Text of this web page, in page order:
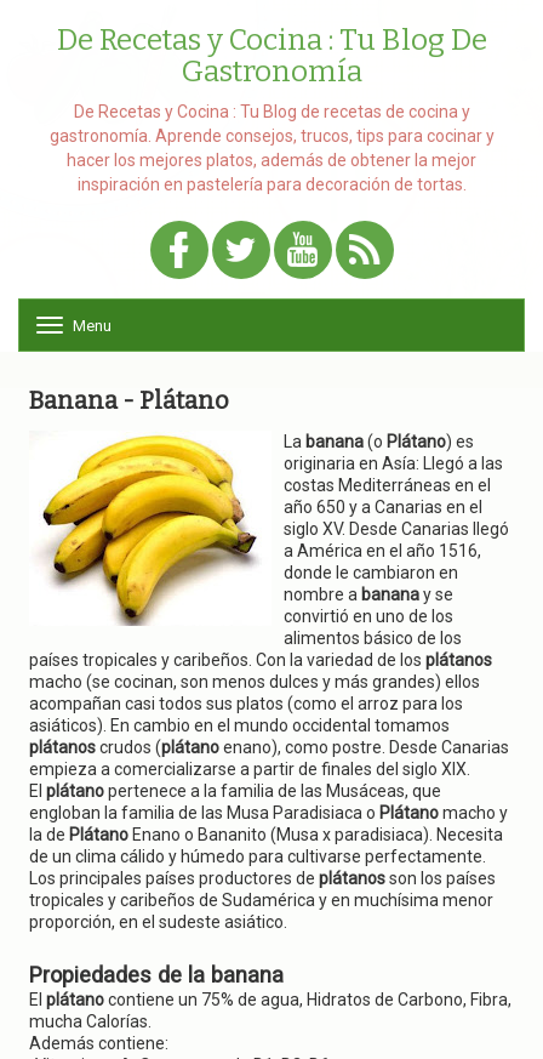
De Recetas y Cocina : Tu Blog De
Gastronomía
De Recetas y Cocina : Tu Blog de recetas de cocina y
gastronomía. Aprende consejos, trucos, tips para cocinar y
hacer los mejores platos, además de obtener la mejor
inspiración en pastelería para decoración de tortas.
o
n
Menu
Banana - Plátano
La banana(o Plátano) es
originaria en Asía: Llegó a las
costas Mediterráneas en el
año 650 y a Canarias en el
siglo XV. Desde Canarias llegó
a América en el año 1516,
donde le cambiaron en
nombre a bananay se
convirtió en uno de los
alimentos básico de los
países tropicales y caribeños. Con la variedad de los plátanos
macho (se cocinan, son menos dulces y más grandes) ellos
acompañan casi todos sus platos (como el arroz para los
asiáticos). En cambio en el mundo occidental tomamos
plátanoscrudos (plátanoenano), como postre. Desde Canarias
empieza a comercializarse a partir de finales del siglo XIX.
El plátanopertenece a la familia de las Musáceas, que
engloban la familia de las Musa Paradisiaca o Plátanomacho y
la de Plátano Enano o Bananito (Musa x paradisiaca). Necesita
de un clima cálido y húmedo para cultivarse perfectamente.
Los principales países productores de plátanosson los países
tropicales y caribeños de Sudamérica y en muchísima menor
proporción, en el sudeste asiático.
Propiedades de la banana
El plátanocontiene un 75% de agua, Hidratos de Carbono, Fibra,
mucha Calorías.
Además contiene: